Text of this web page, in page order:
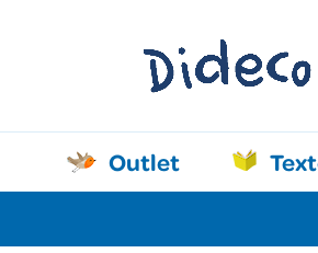
Outlet